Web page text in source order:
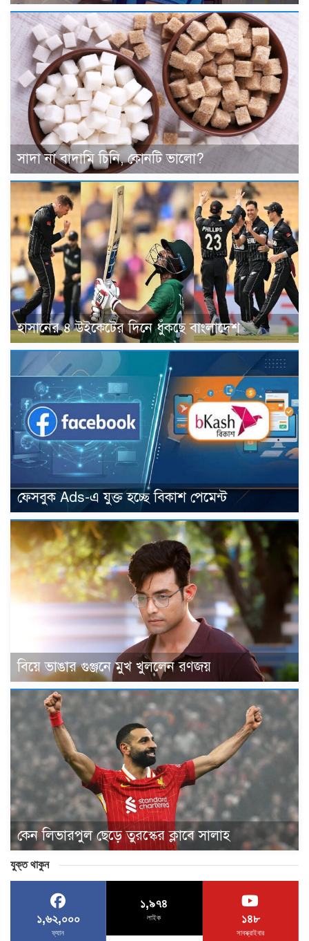
সাদা না বাদামি চিনি, কোনটি ভালো?
হাসানের ৪ উইকেটের দিনে ধুঁকছে বাংলাদেশ
ফেসবুক Ads-এ যুক্ত হচ্ছে বিকাশ পেমেন্ট
বিয়ে ভাঙার গুঞ্জনে মুখ খুললেন রণজয়
কেন লিভারপুল ছেড়ে তুরস্কের ক্লাবে সালাহ
যুক্ত থাকুন
১,৬২,০০০
ফ্যান
১,৯৭৪
লাইক ১৪৮
সাবস্ক্রাইবার